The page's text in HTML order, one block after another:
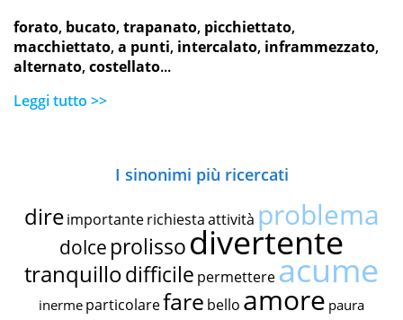
forato, bucato,trapanato, picchiettato,
macchiettato,a punti, intercalato, inframmezzato,
alternato,costellato...
Leggi tutto >>
I sinonimi più ricercati
dire importante richiestaattività problema
dolce prolissodivertente
tranquillodifficile permettereacume
inerme particolarefare bello amore paura